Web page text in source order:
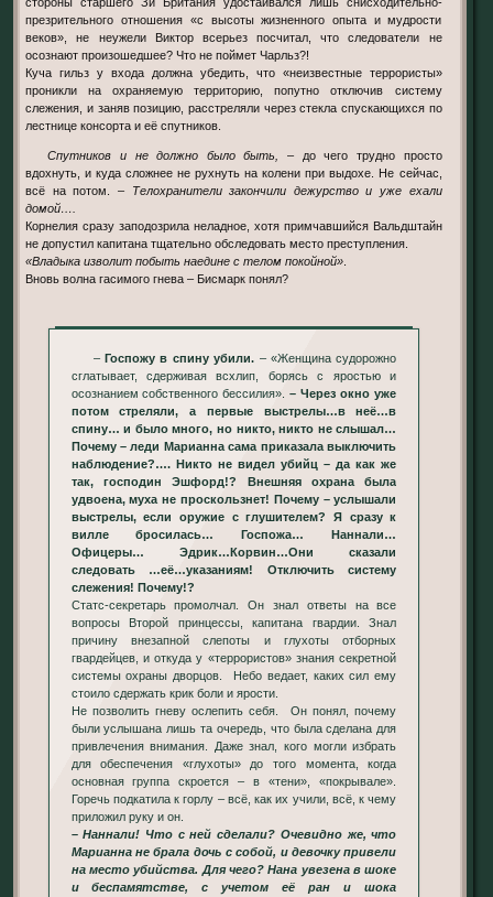
презрительного отношения «с высоты жизненного опыта и мудрости
веков», не неужели Виктор всерьез посчитал, что следователи не
осознают произошедшее? Что не поймет Чарльз?!
Куча гильз у входа должна убедить, что «неизвестные террористы»
проникли на охраняемую территорию, попутно отключив систему
слежения, и заняв позицию, расстреляли через стекла спускающихся по
лестнице консорта и её спутников.
Спутников и не должно было быть,
– до чего трудно просто
вдохнуть, и куда сложнее не рухнуть на колени при выдохе. Не сейчас,
всё на потом.– Телохранители закончили дежурство и уже ехали
домой….
Корнелия сразу заподозрила неладное, хотя примчавшийся Вальдштайн
не допустил капитана тщательно обследовать место преступления.
«Владыка изволит побыть наедине с телом покойной»
Вновь волна гасимого гнева – Бисмарк понял?
– Госпожу в спину убили. – «Женщина судорожно
сглатывает, сдерживая всхлип, борясь с яростью и
осознанием собственного бессилия».– Через окно уже
потом стреляли, а первые выстрелы…в неё…в
спину… и было много, но никто, никто не слышал…
Почему – леди Марианна сама приказала выключить
наблюдение?…. Никто не видел убийц – да как же
так, господин Эшфорд!? Внешняя охрана была
удвоена, муха не проскользнет! Почему – услышали
выстрелы, если оружие с глушителем? Я сразу к
вилле бросилась… Госпожа… Наннали…
Офицеры… Эдрик…Корвин…Они сказали
следовать …её…указаниям! Отключить систему
слежения! Почему!?
Статс-секретарь промолчал. Он знал ответы на все
вопросы Второй принцессы, капитана гвардии. Знал
причину внезапной слепоты и глухоты отборных
гвардейцев, и откуда у «террористов» знания секретной
системы охраны дворцов. Небо ведает, каких сил ему
стоило сдержать крик боли и ярости.
Не позволить гневу ослепить себя. Он понял, почему
были услышана лишь та очередь, что была сделана для
привлечения внимания. Даже знал, кого могли избрать
для обеспечения «глухоты» до того момента, когда
основная группа скроется – в «тени», «покрывале».
Горечь подкатила к горлу – всё, как их учили, всё, к чему
приложил руку и он.
– Наннали! Что с ней сделали? Очевидно же, что
Марианна не брала дочь с собой, и девочку привели
на место убийства. Для чего? Нана увезена в шоке
и беспамятстве, с учетом её ран и шока